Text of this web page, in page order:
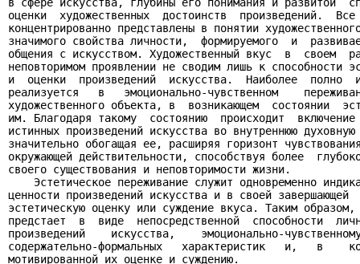
оценки  художественных  достоинств  произведений.
концентрированно представлены в понятии
значимого свойства личности,  формируемого  и
общения с искусством. Художественный вкус  в  своем
неповторимом проявлении не сводим лишь к способности
и  оценки  произведений  искусства.  Наиболее  полно
реализуется   в   эмоционально-чувственном
художественного объекта, в  возникающем  состоянии
им. Благодаря такому  состоянию  происходит
истинных произведений искусства во внутреннюю
значительно обогащая ее, расширяя горизонт
окружающей действительности, способствуя более
своего существования и неповторимости жизни.
Эстетическое переживание служит одновременно
ценности произведений искусства и в своей
эстетическую оценку или суждение вкуса. Таким
предстает  в  виде  непосредственной  способности
произведений    искусства,    эмоционально-
содержательно-формальных   характеристик   и,   в
мотивированной их оценке и суждению.